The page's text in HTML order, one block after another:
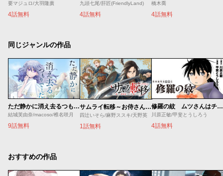
要マジュロ/大羽隆廣
4話無料
九頭七尾/肝匠(FriendlyLand)
4話無料
橋木喬
4話無料
同じジャンルの作品
ただ静かに消え去るつもりでした
結城芙由奈/macoso/椎名咲月
9話無料
サムライ転移～お侍さんは異世界でもあんまり変わらない～
四辻いそら/麻野ススキ/天野英
1話無料
修羅の紋 ムツさんはチョー強い？！
川原正敏/甲斐とうしろう
4話無料
おすすめの作品